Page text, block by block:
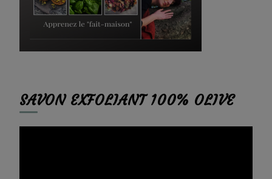
SAVON EXFOLIANT 100% OLIVE